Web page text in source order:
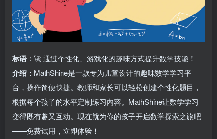
标语 ：🚀 通过个性化、游戏化的趣味方式提升数学技能！
介绍 ：MathShine是一款专为儿童设计的趣味数学学习平
台，操作简便快捷。教师和家长可以轻松创建个性化题目，
根据每个孩子的水平定制练习内容。MathShine让数学学习
变得既有趣又互动。现在就为你的孩子开启数学探索之旅吧
——免费试用，立即体验！